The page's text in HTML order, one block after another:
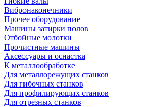
Вибронаконечники
Прочее оборудование
Машины затирки полов
Отбойные молотки
Прочистные машины
Аксeccyapы и оснастка
К металлообработке
Для металлорежущих станков
Для гибочных станков
Для профилирующих станков
Для отрезных станков